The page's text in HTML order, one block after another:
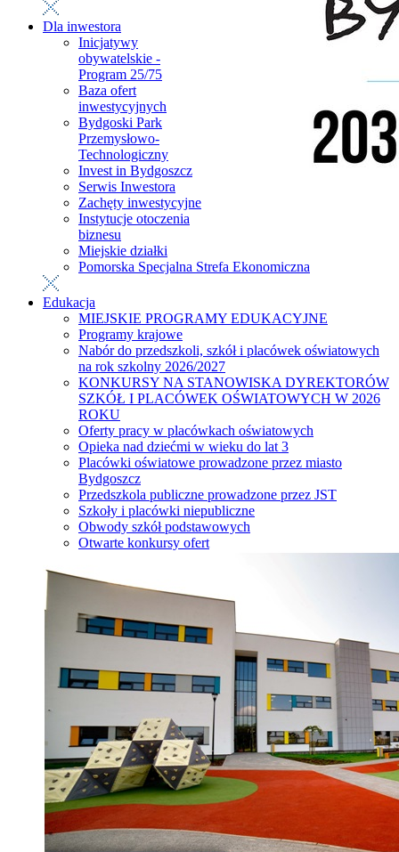
Dla inwestora
Inicjatywy
obywatelskie -
Program 25/75
Baza ofert
inwestycyjnych
Bydgoski Park
Przemysłowo-
Technologiczny
Invest in Bydgoszcz
Serwis Inwestora
Zachęty inwestycyjne
Instytucje otoczenia
biznesu
Miejskie działki
Pomorska Specjalna Strefa Ekonomiczna
Edukacja
MIEJSKIE PROGRAMY EDUKACYJNE
Programy krajowe
Nabór do przedszkoli, szkół i placówek oświatowych
na rok szkolny 2026/2027
KONKURSY NA STANOWISKA DYREKTORÓW
SZKÓŁ I PLACÓWEK OŚWIATOWYCH W 2026
ROKU
Oferty pracy w placówkach oświatowych
Opieka nad dziećmi w wieku do lat 3
Placówki oświatowe prowadzone przez miasto
Bydgoszcz
Przedszkola publiczne prowadzone przez JST
Szkoły i placówki niepubliczne
Obwody szkół podstawowych
Otwarte konkursy ofert